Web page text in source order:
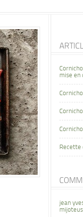
mise en
Recette
jean